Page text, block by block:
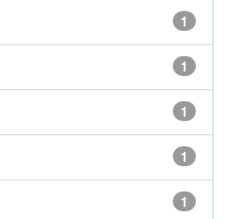
1
1
1
1
1